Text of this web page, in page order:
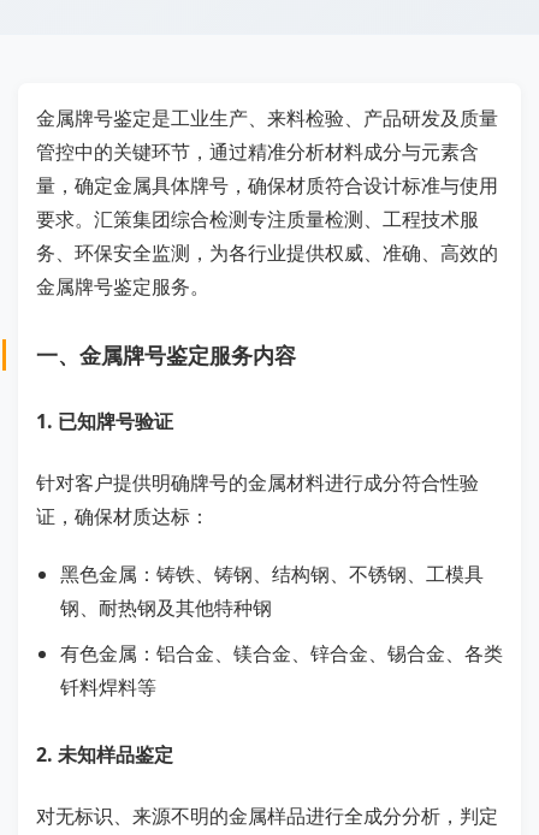
金属牌号鉴定是工业生产、来料检验、产品研发及质量
管控中的关键环节，通过精准分析材料成分与元素含
量，确定金属具体牌号，确保材质符合设计标准与使用
要求。汇策集团综合检测专注质量检测、工程技术服
务、环保安全监测，为各行业提供权威、准确、高效的
金属牌号鉴定服务。
一、金属牌号鉴定服务内容
1. 已知牌号验证
针对客户提供明确牌号的金属材料进行成分符合性验
证，确保材质达标：
黑色金属：铸铁、铸钢、结构钢、不锈钢、工模具
钢、耐热钢及其他特种钢
有色金属：铝合金、镁合金、锌合金、锡合金、各类
钎料焊料等
2. 未知样品鉴定
对无标识、来源不明的金属样品进行全成分分析，判定